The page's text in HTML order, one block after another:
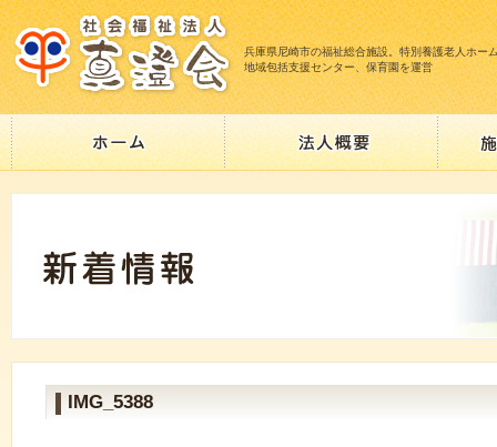
兵庫県尼崎市の福祉総合施設。特別養護老人ホー
地域包括支援センター、保育園を運営
IMG_5388